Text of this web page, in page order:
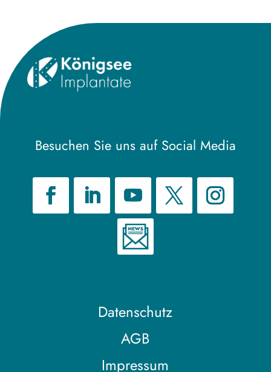
Besuchen Sie uns auf Social Media
Datenschutz
AGB
Impressum